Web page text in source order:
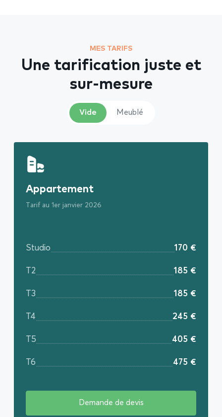
MES TARIFS
Une tarification juste et
sur-mesure
Vide Meublé
Appartement
Tarif au 1er janvier 2026
Studio 170 €
T2 185 €
T3 185 €
T4 245 €
T5 405 €
T6 475 €
Demande de devis